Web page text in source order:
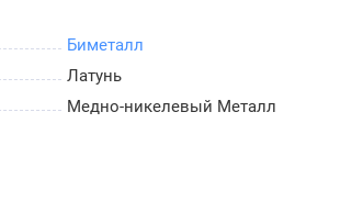
Биметалл
Латунь
Медно-никелевый Металл